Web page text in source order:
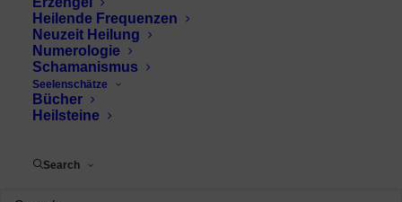
Heilende Frequenzen
Neuzeit Heilung
Numerologie
Schamanismus
Seelenschätze
Bücher
Heilsteine
Search